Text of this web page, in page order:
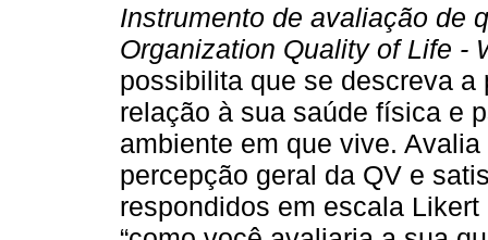
Instrumento de avaliação de
Organization Quality of Life -
possibilita que se descreva
relação à sua saúde física e
ambiente em que vive.
percepção geral da QV e
respondidos em escala